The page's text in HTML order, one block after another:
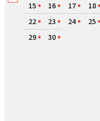
15
16 17 18
22
23 24 25
29
30